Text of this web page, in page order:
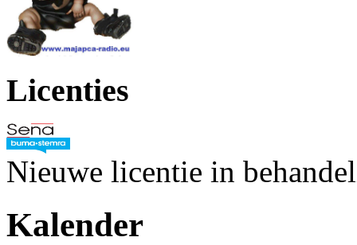
Licenties
Nieuwe licentie in
Kalender